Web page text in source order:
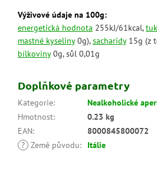
Výživové údaje na 100g:
energetická hodnota 255kJ/61kcal,
mastné kyseliny0g),sacharidy15g (z
bílkoviny0g, sůl 0,01g
Doplňkové parametry
Kategorie:
Nealkoholické
Hmotnost:
0.23 kg
EAN:
8000845800072
? Země původu: Itálie